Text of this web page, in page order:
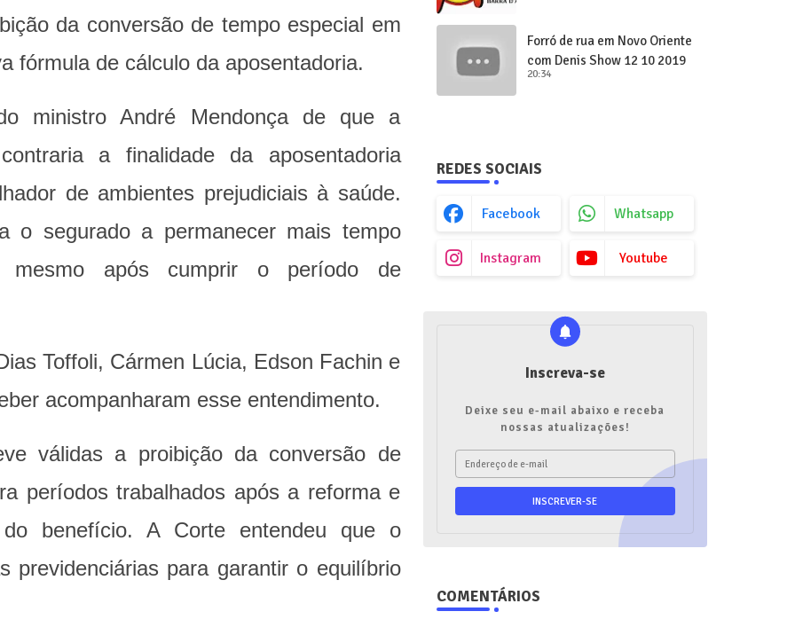
da conversão de tempo especial em
fórmula de cálculo da aposentadoria.
ministro André Mendonça de que a
a finalidade da aposentadoria
de ambientes prejudiciais à saúde.
o segurado a permanecer mais tempo
mesmo após cumprir o período de
Toffoli, Cármen Lúcia, Edson Fachin e
acompanharam esse entendimento.
válidas a proibição da conversão de
períodos trabalhados após a reforma e
benefício. A Corte entendeu que o
previdenciárias para garantir o equilíbrio
Forró de rua em Novo Oriente
com Denis Show 12 10 2019
20:34
REDES SOCIAIS
Facebook Whatsapp
Instagram Youtube
Inscreva-se
Deixe seu e-mail abaixo e receba
nossas atualizações!
COMENTÁRIOS